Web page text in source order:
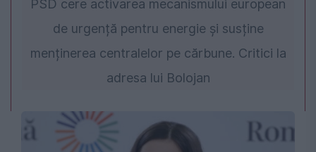
PSD cere activarea mecanismului european
de urgență pentru energie și susține
menținerea centralelor pe cărbune. Critici la
adresa lui Bolojan